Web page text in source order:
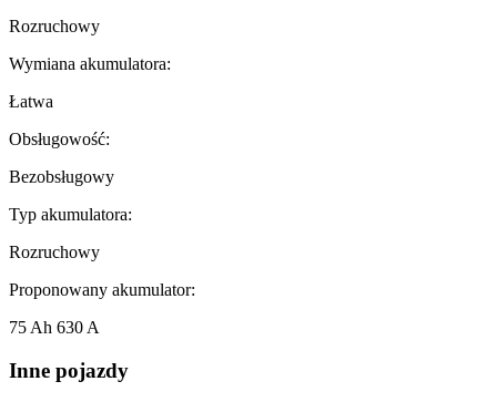
Rozruchowy
Wymiana akumulatora:
Łatwa
Obsługowość:
Bezobsługowy
Typ akumulatora:
Rozruchowy
Proponowany akumulator:
75 Ah 630 A
Inne pojazdy